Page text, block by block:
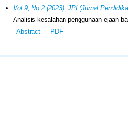
Vol 9, No 2 (2023): JPI (Jurnal
Analisis kesalahan penggunaan ejaan
Abstract
PDF